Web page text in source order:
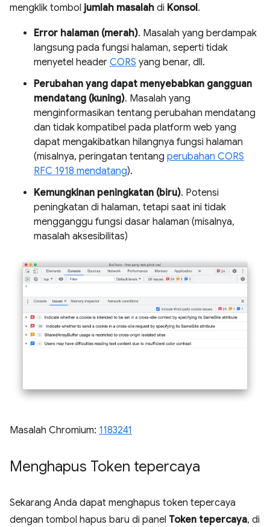
mengklik tombol jumlah masalah di Konsol.
Error halaman (merah). Masalah yang berdampak
langsung pada fungsi halaman, seperti tidak
menyetel header CORS yang benar, dll.
Perubahan yang dapat menyebabkan gangguan
mendatang (kuning). Masalah yang
menginformasikan tentang perubahan mendatang
dan tidak kompatibel pada platform web yang
dapat mengakibatkan hilangnya fungsi halaman
(misalnya, peringatan tentang perubahan CORS
RFC 1918 mendatang).
Kemungkinan peningkatan (biru). Potensi
peningkatan di halaman, tetapi saat ini tidak
mengganggu fungsi dasar halaman (misalnya,
masalah aksesibilitas)
Masalah Chromium: 1183241
Menghapus Token tepercaya
Sekarang Anda dapat menghapus token tepercaya
dengan tombol hapus baru di panel Token tepercaya, di